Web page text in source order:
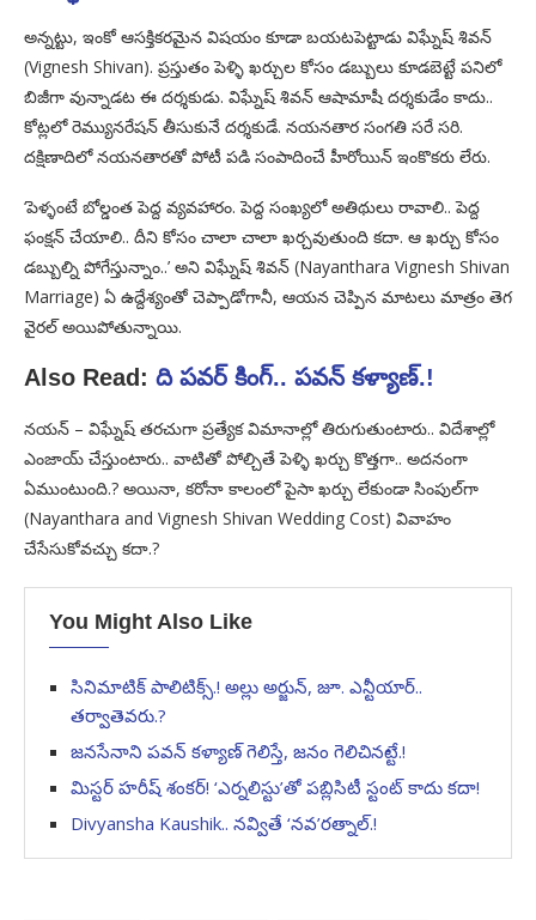
అన్నట్టు, ఇంకో ఆసక్తికరమైన విషయం కూడా బయటపెట్టాడు విఘ్నేష్ శివన్
(Vignesh Shivan). ప్రస్తుతం పెళ్ళి ఖర్చుల కోసం డబ్బులు కూడబెట్టే పనిలో
బిజీగా వున్నాడట ఈ దర్శకుడు. విఘ్నేష్ శివన్ ఆషామాషీ దర్శకుడేం కాదు..
కోట్లలో రెమ్యునరేషన్ తీసుకునే దర్శకుడే. నయనతార సంగతి సరే సరి.
దక్షిణాదిలో నయనతారతో పోటీ పడి సంపాదించే హీరోయిన్ ఇంకొకరు లేరు.
‘పెళ్ళంటే బోల్డంత పెద్ద వ్యవహారం. పెద్ద సంఖ్యలో అతిథులు రావాలి.. పెద్ద
ఫంక్షన్ చేయాలి.. దీని కోసం చాలా చాలా ఖర్చవుతుంది కదా. ఆ ఖర్చు కోసం
డబ్బుల్ని పోగేస్తున్నాం..’ అని విఘ్నేష్ శివన్ (Nayanthara Vignesh Shivan
Marriage) ఏ ఉద్దేశ్యంతో చెప్పాడోగానీ, ఆయన చెప్పిన మాటలు మాత్రం తెగ
వైరల్ అయిపోతున్నాయి.
Also Read: ది పవర్‌ కింగ్‌.. పవన్‌ కళ్యాణ్‌.!
నయన్ – విఘ్నేష్ తరచుగా ప్రత్యేక విమానాల్లో తిరుగుతుంటారు.. విదేశాల్లో
ఎంజాయ్ చేస్తుంటారు.. వాటితో పోల్చితే పెళ్ళి ఖర్చు కొత్తగా.. అదనంగా
ఏముంటుంది.? అయినా, కరోనా కాలంలో పైసా ఖర్చు లేకుండా సింపుల్‌గా
(Nayanthara and Vignesh Shivan Wedding Cost) వివాహం
చేసేసుకోవచ్చు కదా.?
You Might Also Like
సినిమాటిక్ పాలిటిక్స్.! అల్లు అర్జున్, జూ. ఎన్టీయార్..
తర్వాతెవరు.?
జనసేనాని పవన్ కళ్యాణ్ గెలిస్తే, జనం గెలిచినట్టే.!
మిస్టర్ హరీష్ శంకర్! ‘ఎర్నలిస్టు’తో పబ్లిసిటీ స్టంట్ కాదు కదా!
Divyansha Kaushik.. నవ్వితే ‘నవ’రత్నాల్.!